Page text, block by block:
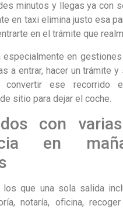
minutos y llegas ya con
en taxi elimina justo esa
en el trámite que
especialmente en
a entrar, hacer un trámite
convertir ese recorrido
sitio para dejar el coche.
con
en
los que una sola salida
notaría, oficina,